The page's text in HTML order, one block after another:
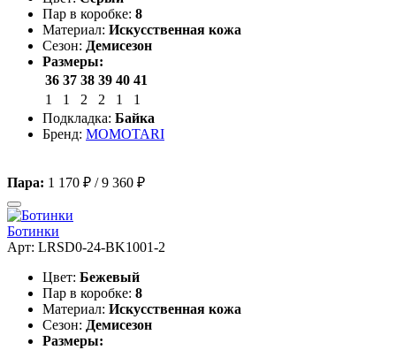
Пар в коробке: 8
Материал: Искусственная кожа
Сезон: Демисезон
Размеры:
36 37 38 39 40 41
1
1 2 2 1
1
Подкладка: Байка
Бренд: MOMOTARI
Пара: 1 170 ₽ /9 360 ₽
Ботинки
Арт: LRSD0-24-BK1001-2
Цвет: Бежевый
Пар в коробке: 8
Материал: Искусственная кожа
Сезон: Демисезон
Размеры: